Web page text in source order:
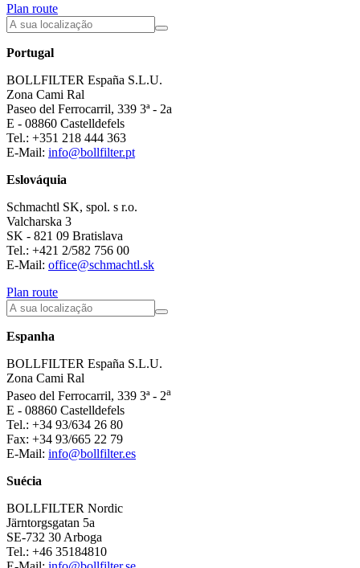
Plan route
Portugal
BOLLFILTER España S.L.U.
Zona Cami Ral
Paseo del Ferrocarril, 339 3ª - 2a
E - 08860 Castelldefels
Tel.: +351 218 444 363
E-Mail: info@bollfilter.pt
Eslováquia
Schmachtl SK, spol. s r.o.
Valcharska 3
SK - 821 09 Bratislava
Tel.: +421 2/582 756 00
E-Mail: office@schmachtl.sk
Plan route
Espanha
BOLLFILTER España S.L.U.
Zona Cami Ral
Paseo del Ferrocarril, 339 3ª - 2a
E - 08860 Castelldefels
Tel.: +34 93/634 26 80
Fax: +34 93/665 22 79
E-Mail: info@bollfilter.es
Suécia
BOLLFILTER Nordic
Järntorgsgatan 5a
SE-732 30 Arboga
Tel.: +46 35184810